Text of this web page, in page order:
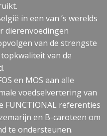
in een van ’s werelds
dierenvoedingen
van de strengste
van de
en MOS aan alle
voedselvertering van
FUNCTIONAL referenties
en B-caroteen om
te ondersteunen.